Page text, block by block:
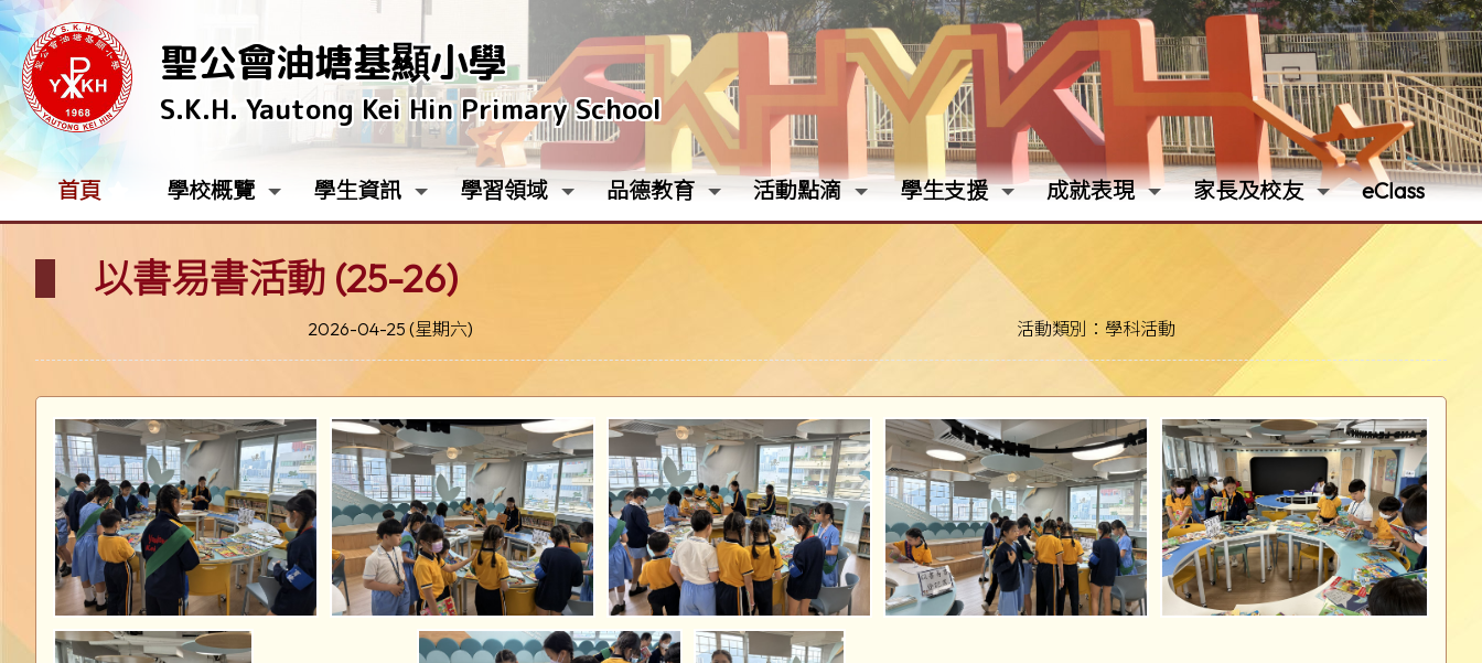
聖公會油塘基顯小學
S.K.H. Yautong Kei Hin Primary School
首頁 學校概覽 學生資訊 學習領域 品德教育 活動點滴 學生支援 成就表現 家長及校友 eClass
以書易書活動 (25-26)
2026-04-25 (星期六) 活動類別：學科活動